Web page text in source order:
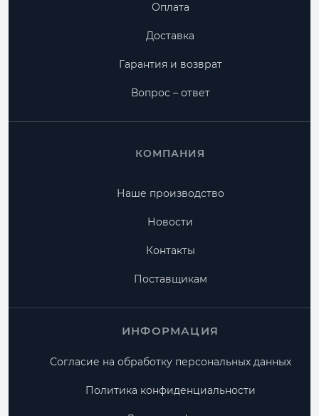
Оплата
Доставка
Гарантия и возврат
Вопрос – ответ
КОМПАНИЯ
Наше производство
Новости
Контакты
Поставщикам
ИНФОРМАЦИЯ
Согласие на обработку персональных данных
Политика конфиденциальности